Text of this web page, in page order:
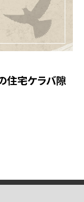
住宅ケラバ隙